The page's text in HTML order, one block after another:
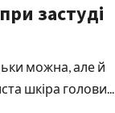
застуді
можна, але й
шкіра голови...